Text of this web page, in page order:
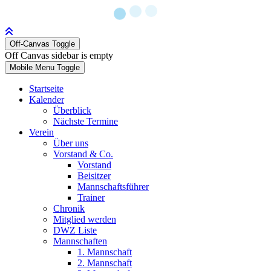
Off-Canvas Toggle
Off Canvas sidebar is empty
Mobile Menu Toggle
Startseite
Kalender
Überblick
Nächste Termine
Verein
Über uns
Vorstand & Co.
Vorstand
Beisitzer
Mannschaftsführer
Trainer
Chronik
Mitglied werden
DWZ Liste
Mannschaften
1. Mannschaft
2. Mannschaft